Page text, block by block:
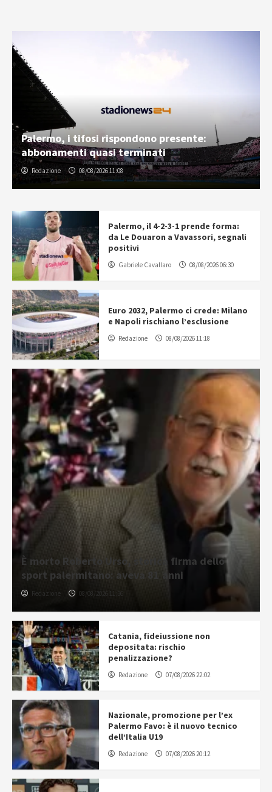
Palermo, i tifosi rispondono presente:
abbonamenti quasi terminati
Redazione 08/08/2026 11:08
Palermo, il 4-2-3-1 prende forma:
da Le Douaron a Vavassori, segnali
positivi
Gabriele Cavallaro 08/08/2026 06:30
Euro 2032, Palermo ci crede: Milano
e Napoli rischiano l’esclusione
Redazione 08/08/2026 11:18
È morto Roberto Urso, storica firma dello
sport palermitano: aveva 81 anni
Redazione 08/08/2026 11:36
Catania, fideiussione non
depositata: rischio
penalizzazione?
Redazione 07/08/2026 22:02
Nazionale, promozione per l’ex
Palermo Favo: è il nuovo tecnico
dell’Italia U19
Redazione 07/08/2026 20:12